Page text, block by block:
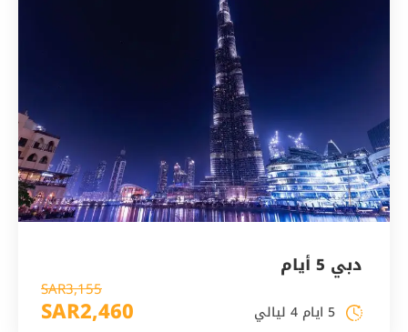
دبي 5 أيام
SAR3,155
SAR2,460 5 ايام 4 ليالي